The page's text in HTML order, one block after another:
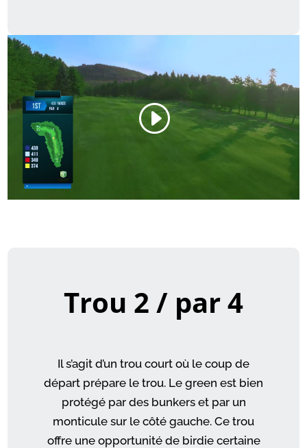
Trou 2 / par 4
Il s’agit d’un trou court où le coup de
départ prépare le trou. Le green est bien
protégé par des bunkers et par un
monticule sur le côté gauche. Ce trou
offre une opportunité de birdie certaine